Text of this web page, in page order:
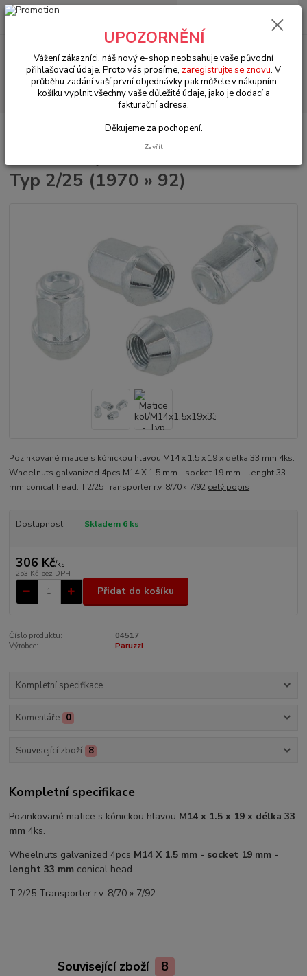
Menu
Hledat
+420 602 330 329
0 Kč
Matice kol/M14x1.5x19x33mm - Typ 2/25 (1970 » 92)
Matice kol/M14x1.5x19x33mm -
Typ 2/25 (1970 » 92)
Pozinkované matice s kónickou hlavou M14 x 1.5 x 19 x délka 33 mm 4ks.
Wheelnuts galvanized 4pcs M14 X 1.5 mm - socket 19 mm - lenght 33
mm conical head. T.2/25 Transporter r.v. 8/70 » 7/92 celý popis
Dostupnost Skladem 6 ks
306 Kč/ks
253 Kč bez DPH
Přidat do košíku
Číslo produktu:
04517
Výrobce:
Paruzzi
Kompletní specifikace
Komentáře 0
Související zboží 8
Kompletní specifikace
Pozinkované matice s kónickou hlavou M14 x 1.5 x 19 x délka 33
mm4ks.
Wheelnuts galvanized 4pcs M14 X 1.5 mm - socket 19 mm -
lenght 33 mm conical head.
T.2/25 Transporter r.v. 8/70 » 7/92
Související zboží 8
UPOZORNĚNÍ
Vážení zákazníci, náš nový e-shop neobsahuje vaše původní
přihlašovací údaje. Proto vás prosíme, zaregistrujte se znovu. V
průběhu zadání vaší první objednávky pak můžete v nákupním
košíku vyplnit všechny vaše důležité údaje, jako je dodací a
fakturační adresa.
Děkujeme za pochopení.
Zavřít